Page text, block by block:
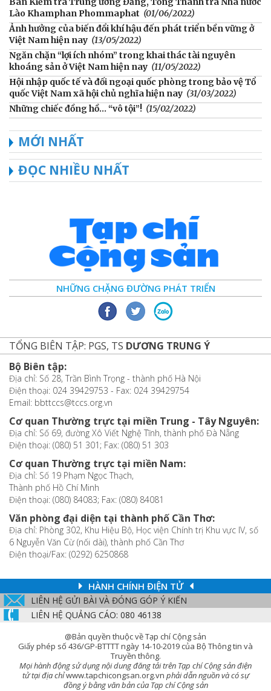
Lào Khamphan Phommaphat (01/06/2022)
Ảnh hưởng của biến đổi khí hậu đến phát triển bền vững ở
Việt Nam hiện nay (13/05/2022)
Ngăn chặn “lợi ích nhóm” trong khai thác tài nguyên
khoáng sản ở Việt Nam hiện nay (11/05/2022)
Hội nhập quốc tế và đối ngoại quốc phòng trong bảo vệ Tổ
quốc Việt Nam xã hội chủ nghĩa hiện nay (31/03/2022)
Những chiếc đồng hồ… “vô tội”! (15/02/2022)
MỚI NHẤT
ĐỌC NHIỀU NHẤT
NHỮNG CHẶNG ĐƯỜNG PHÁT TRIỂN
TỔNG BIÊN TẬP: PGS, TS DƯƠNG TRUNG Ý
Bộ Biên tập:
Địa chỉ: Số 28, Trần Bình Trọng - thành phố Hà Nội
Điện thoại: 024 39429753 - Fax: 024 39429754
Email: bbttccs@tccs.org.vn
Cơ quan Thường trực tại miền Trung - Tây Nguyên:
Địa chỉ: Số 69, đường Xô Viết Nghệ Tĩnh, thành phố Đà Nẵng
Điện thoại: (080) 51 301; Fax: (080) 51 303
Cơ quan Thường trực tại miền Nam:
Địa chỉ: Số 19 Phạm Ngọc Thạch,
Thành phố Hồ Chí Minh
Điện thoại: (080) 84083; Fax: (080) 84081
Văn phòng đại diện tại thành phố Cần Thơ:
Địa chỉ: Phòng 302, Khu Hiệu Bộ, Học viện Chính trị Khu vực IV, số
6 Nguyễn Văn Cừ (nối dài), thành phố Cần Thơ
Điện thoại/Fax: (0292) 6250868
HÀNH CHÍNH ĐIỆN TỬ
LIÊN HỆ GỬI BÀI VÀ ĐÓNG GÓP Ý KIẾN
LIÊN HỆ QUẢNG CÁO: 080 46138
@Bản quyền thuộc về Tạp chí Cộng sản
Giấy phép số 436/GP-BTTTT ngày 14-10-2019 của Bộ Thông tin và
Truyền thông.
Mọi hành động sử dụng nội dung đăng tải trên Tạp chí Cộng sản điện
tử tại địa chỉwww.tapchicongsan.org.vn phải dẫn nguồn và có sự
đồng ý bằng văn bản của Tạp chí Cộng sản